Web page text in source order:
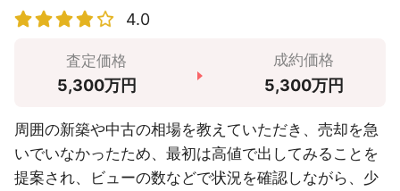
4.0
査定価格
5,300万円
成約価格
5,300万円
周囲の新築や中古の相場を教えていただき、売却を急
いでいなかったため、最初は高値で出してみることを
提案され、ビューの数などで状況を確認しながら、少